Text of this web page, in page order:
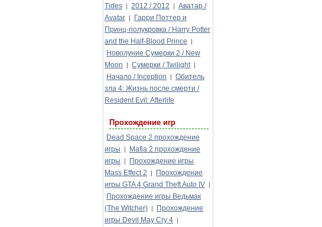
Tides | 2012 / 2012 | Аватар /
Avatar |
Гарри Поттер и
Принц-полукровка / Harry Potter
and the Half-Blood Prince
|
Новолуние Сумерки 2 / New
Moon
| Сумерки / Twilight |
Начало / Inception | Обитель
зла 4: Жизнь после смерти /
Resident Evil: Afterlife
Прохождение игр
Dead Space 2 прохождение
игры
|
Mafia 2 прохождение
игры
|
Прохождение игры
Mass Effect 2
|
Прохождение
игры GTA 4 Grand Theft Auto IV |
Прохождение игры Ведьмак
(The Witcher) |
Прохождение
игры Devil May Cry 4 |